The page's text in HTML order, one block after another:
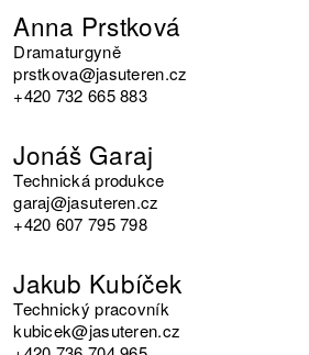
Anna Prstková
Dramaturgyně
prstkova@jasuteren.cz
+420 732 665 883
Jonáš Garaj
Technická produkce
garaj@jasuteren.cz
+420 607 795 798
Jakub Kubíček
Technický pracovník
kubicek@jasuteren.cz